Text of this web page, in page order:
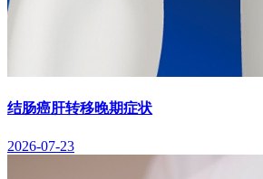
结肠癌肝转移晚期症状
2026-07-23